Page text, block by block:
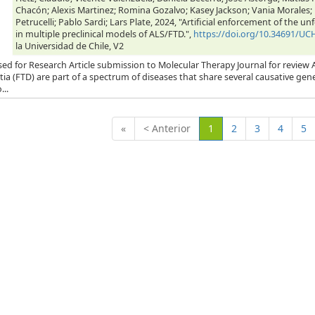
Chacón; Alexis Martinez; Romina Gozalvo; Kasey Jackson; Vania
Petrucelli; Pablo Sardi; Lars Plate, 2024, "Artificial enforcement of the
in multiple preclinical models of ALS/FTD.", https://doi.org/10.34691/
la Universidad de Chile, V2
for Research Article submission to Molecular Therapy Journal for
(FTD) are part of a spectrum of diseases that share several causative
« < Anterior 1 (Actual)
2 3 4 5